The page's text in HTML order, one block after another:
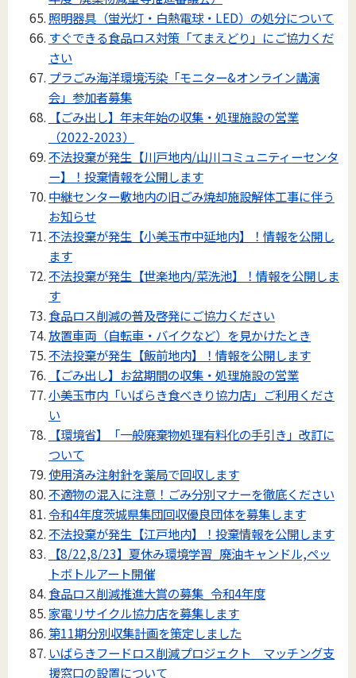
照明器具（蛍光灯・白熱電球・LED）の処分について
すぐできる食品ロス対策「てまえどり」にご協力くだ
さい
プラごみ海洋環境汚染「モニター&オンライン講演
会」参加者募集
【ごみ出し】年末年始の収集・処理施設の営業
（2022-2023）
不法投棄が発生【川戸地内/山川コミュニティーセンタ
ー】！投棄情報を公開します
中継センター敷地内の旧ごみ焼却施設解体工事に伴う
お知らせ
不法投棄が発生【小美玉市中延地内】！情報を公開し
ます
不法投棄が発生【世楽地内/菜洗池】！情報を公開しま
す
食品ロス削減の普及啓発にご協力ください
放置車両（自転車・バイクなど）を見かけたとき
不法投棄が発生【飯前地内】！情報を公開します
【ごみ出し】お盆期間の収集・処理施設の営業
小美玉市内「いばらき食べきり協力店」ご利用くださ
い
【環境省】「一般廃棄物処理有料化の手引き」改訂に
ついて
使用済み注射針を薬局で回収します
不適物の混入に注意！ごみ分別マナーを徹底ください
令和4年度茨城県集団回収優良団体を募集します
不法投棄が発生【江戸地内】！投棄情報を公開します
【8/22,8/23】夏休み環境学習_廃油キャンドル,ペッ
トボトルアート開催
食品ロス削減推進大賞の募集_令和4年度
家電リサイクル協力店を募集します
第11期分別収集計画を策定しました
いばらきフードロス削減プロジェクト マッチング支
援窓口の設置について